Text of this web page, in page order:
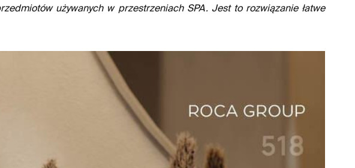
używanych w przestrzeniach SPA. Jest to rozwiązanie łatwe